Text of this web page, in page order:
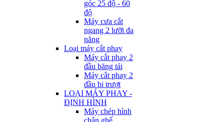
góc 25 độ - 60
độ
Máy cưa cắt
ngang 2 lưỡi đa
năng
Loại máy cắt phay
Máy cắt phay 2
đầu băng tải
Máy cắt phay 2
đầu bi trượt
LOẠI MÁY PHAY -
ĐỊNH HÌNH
Máy chép hình
chân ghế